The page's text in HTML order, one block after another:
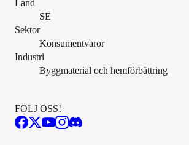
Land
SE
Sektor
Konsumentvaror
Industri
Byggmaterial och hemförbättring
FÖLJ OSS!